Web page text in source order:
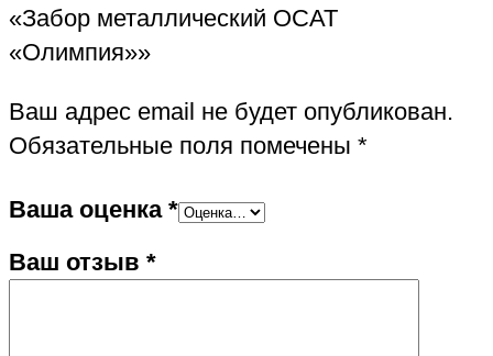
«Забор металлический ОСАТ
«Олимпия»»
Ваш адрес email не будет опубликован.
Обязательные поля помечены *
Ваша оценка *
Ваш отзыв *